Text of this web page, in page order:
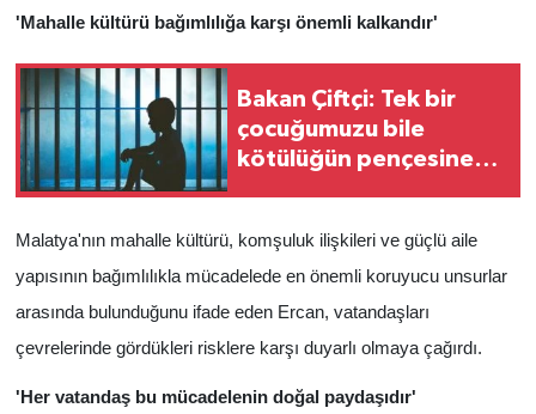
'Mahalle kültürü bağımlılığa karşı önemli kalkandır'
Bakan Çiftçi: Tek bir
çocuğumuzu bile
kötülüğün pençesine
Malatya'nın mahalle kültürü, komşuluk ilişkileri ve güçlü aile
yapısının bağımlılıkla mücadelede en önemli koruyucu unsurlar
arasında bulunduğunu ifade eden Ercan, vatandaşları
çevrelerinde gördükleri risklere karşı duyarlı olmaya çağırdı.
'Her vatandaş bu mücadelenin doğal paydaşıdır'